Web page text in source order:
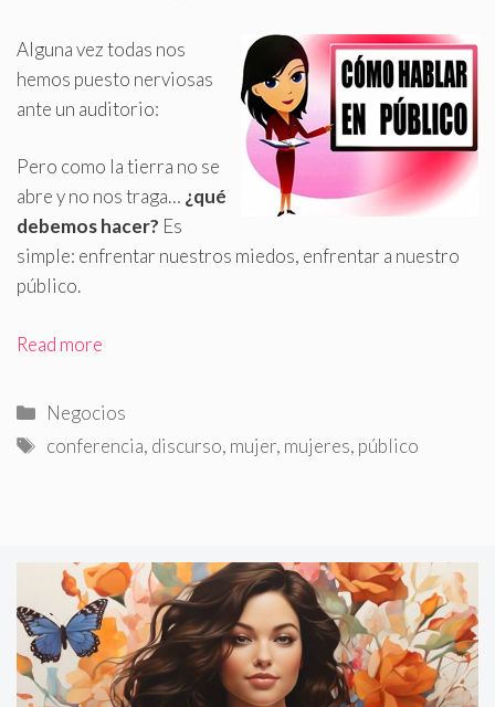
Alguna vez todas nos
hemos puesto nerviosas
ante un auditorio:
Pero como la tierra no se
abre y no nos traga… ¿qué
debemos hacer? Es
simple: enfrentar nuestros miedos, enfrentar a nuestro
público.
Read more
Categorías
Negocios
Etiquetas
conferencia, discurso, mujer, mujeres, público